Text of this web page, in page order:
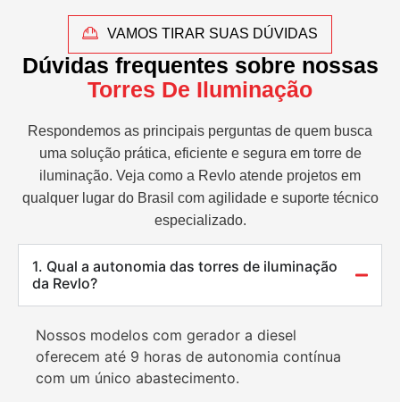
VAMOS TIRAR SUAS DÚVIDAS
Dúvidas frequentes sobre nossas
Torres De Iluminação
Respondemos as principais perguntas de quem busca
uma solução prática, eficiente e segura em torre de
iluminação. Veja como a Revlo atende projetos em
qualquer lugar do Brasil com agilidade e suporte técnico
especializado.
1. Qual a autonomia das torres de iluminação
da Revlo?
Nossos modelos com gerador a diesel
oferecem até 9 horas de autonomia contínua
com um único abastecimento.